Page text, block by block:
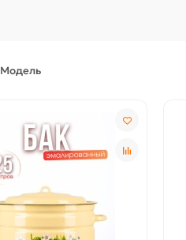
Модель